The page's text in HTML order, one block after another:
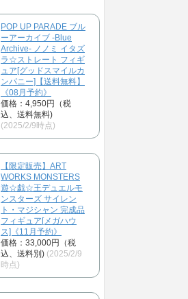
POP UP PARADE ブル
ーアーカイブ -Blue
Archive- ノノミ イタズ
ラ☆ストレート フィギ
ュア[グッドスマイルカ
ンパニー]【送料無料】
《08月予約》
価格：4,950円（税
込、送料無料)
(2025/2/9時点)
【限定販売】ART
WORKS MONSTERS
遊☆戯☆王デュエルモ
ンスターズ サイレン
ト・マジシャン 完成品
フィギュア[メガハウ
ス]《11月予約》
価格：33,000円（税
込、送料別) (2025/2/9
時点)